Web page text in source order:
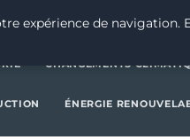
CATÉGORIE
CHANGEMENTS
ÉNERGIE
expérience de